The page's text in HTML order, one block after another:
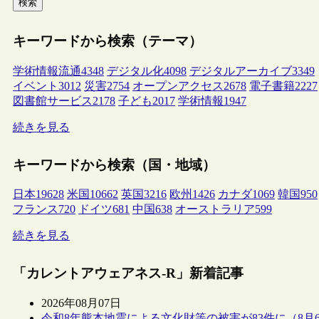
検索
キーワードから検索（テーマ）
学術情報流通4348 デジタル化4098 デジタルアーカイブ3349
イベント 3012 災害2754 オープンアクセス2678 電子書籍2227
図書館サービス2178 子ども2017 学術情報1947
続きを見る
キーワードから検索（国・地域）
日本19628 米国 10662 英国3216 欧州 1426 カナダ1069 韓国950
フランス720 ドイツ681 中国638 オーストラリア599
続きを見る
「カレントアウェアネス-R」新着記事
2026年08月07日